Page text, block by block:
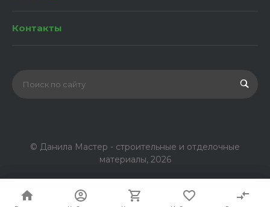
Контакты
© Данила Мастер - строительные и отделочные
материалы, 2026